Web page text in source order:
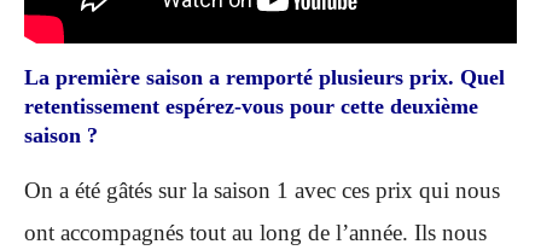
La première saison a remporté plusieurs prix. Quel
retentissement espérez-vous pour cette deuxième
saison ?
On a été gâtés sur la saison 1 avec ces prix qui nous
ont accompagnés tout au long de l’année. Ils nous